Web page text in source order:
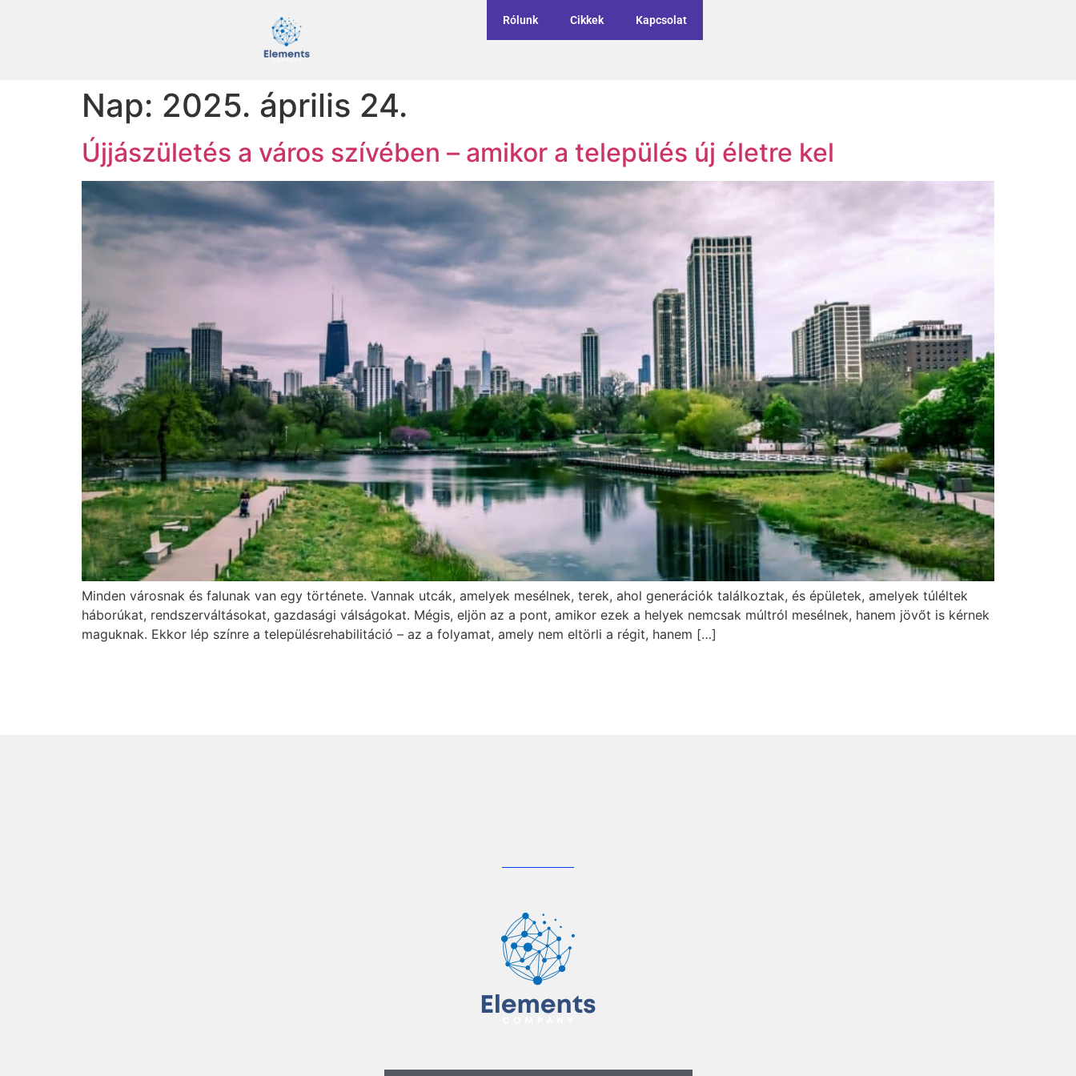
Rólunk Cikkek Kapcsolat
Nap: 2025. április 24.
Újjászületés a város szívében – amikor a település új életre kel
Minden városnak és falunak van egy története. Vannak utcák, amelyek mesélnek, terek, ahol generációk találkoztak, és épületek, amelyek túléltek
háborúkat, rendszerváltásokat, gazdasági válságokat. Mégis, eljön az a pont, amikor ezek a helyek nemcsak múltról mesélnek, hanem jövőt is kérnek
maguknak. Ekkor lép színre a településrehabilitáció – az a folyamat, amely nem eltörli a régit, hanem […]